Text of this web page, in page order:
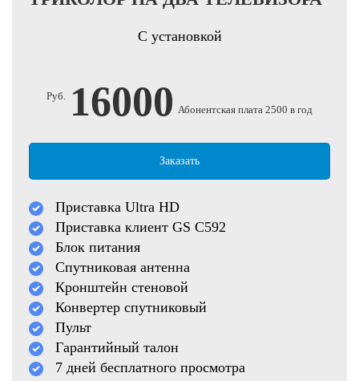
С установкой
Руб. 16000 Абонентская плата 2500 в год
Заказать
Приставка Ultra HD
Приставка клиент GS C592
Блок питания
Спутниковая антенна
Кронштейн стеновой
Конвертер спутниковый
Пульт
Гарантийный талон
7 дней бесплатного просмотра